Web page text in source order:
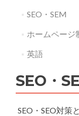
SEO・SEM
ホームページ
英語
SEO・
SEO・SEO対策